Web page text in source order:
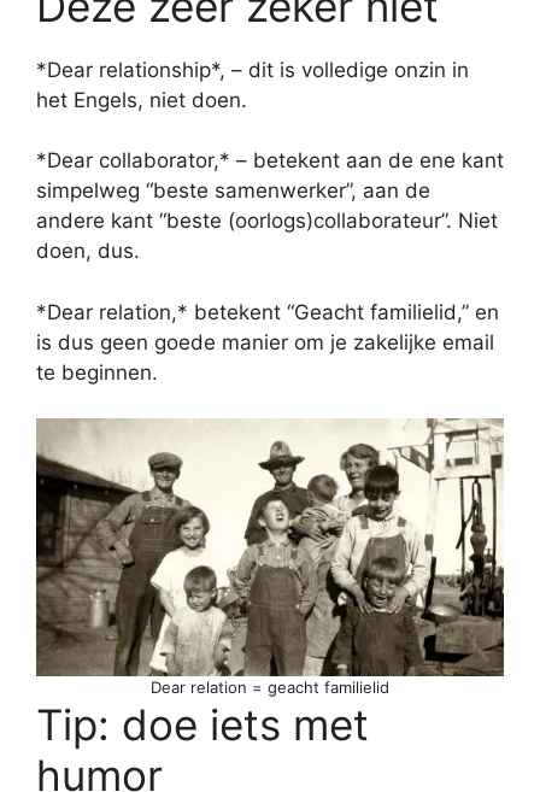
*Dear relationship*, – dit is volledige onzin in
het Engels, niet doen.
*Dear collaborator,* – betekent aan de ene kant
simpelweg “beste samenwerker”, aan de
andere kant “beste (oorlogs)collaborateur”. Niet
doen, dus.
*Dear relation,* betekent “Geacht familielid,” en
is dus geen goede manier om je zakelijke email
te beginnen.
Dear relation = geacht familielid
Tip: doe iets met
humor